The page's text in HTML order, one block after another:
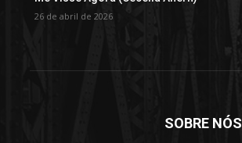
26 de abril de 2026
SOBRE NÓS